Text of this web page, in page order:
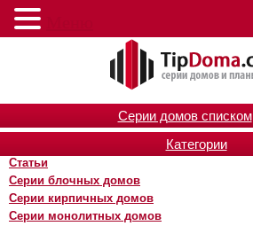
Серии домов списком
Категории
Статьи
Серии блочных домов
Серии кирпичных домов
Серии монолитных домов